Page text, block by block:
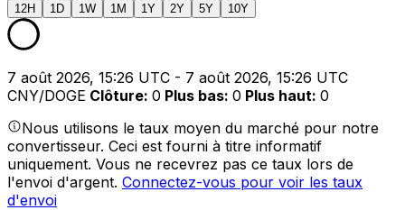
12H 1D 1W 1M 1Y 2Y 5Y 10Y
7 août 2026, 15:26 UTC - 7 août 2026, 15:26 UTC
CNY/DOGE Clôture: 0 Plus bas: 0 Plus haut: 0
Nous utilisons le taux moyen du marché pour notre
convertisseur. Ceci est fourni à titre informatif
uniquement. Vous ne recevrez pas ce taux lors de
l'envoi d'argent. Connectez-vous pour voir les taux
d'envoi